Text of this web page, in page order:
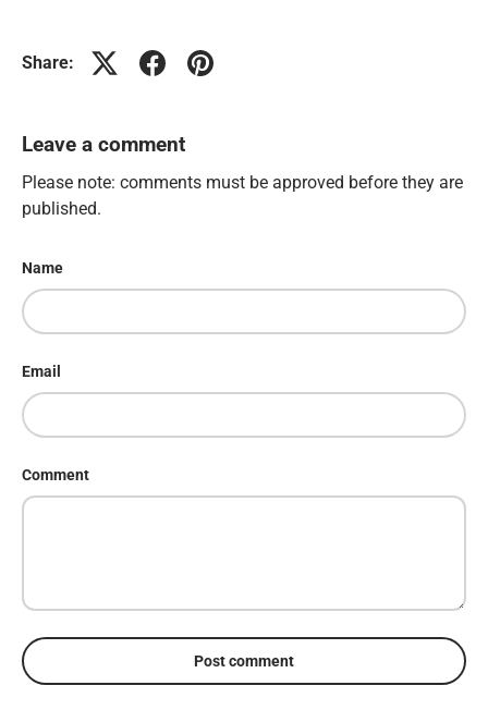
Share:
Leave a comment
Please note: comments must be approved before they are
published.
Name
Email
Comment
Post comment